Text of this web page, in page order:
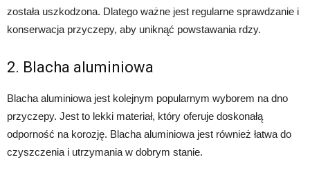
została uszkodzona. Dlatego ważne jest regularne sprawdzanie i
konserwacja przyczepy, aby uniknąć powstawania rdzy.
2. Blacha aluminiowa
Blacha aluminiowa jest kolejnym popularnym wyborem na dno
przyczepy. Jest to lekki materiał, który oferuje doskonałą
odporność na korozję. Blacha aluminiowa jest również łatwa do
czyszczenia i utrzymania w dobrym stanie.